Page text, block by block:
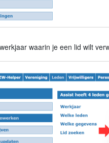
waarin je een lid wilt